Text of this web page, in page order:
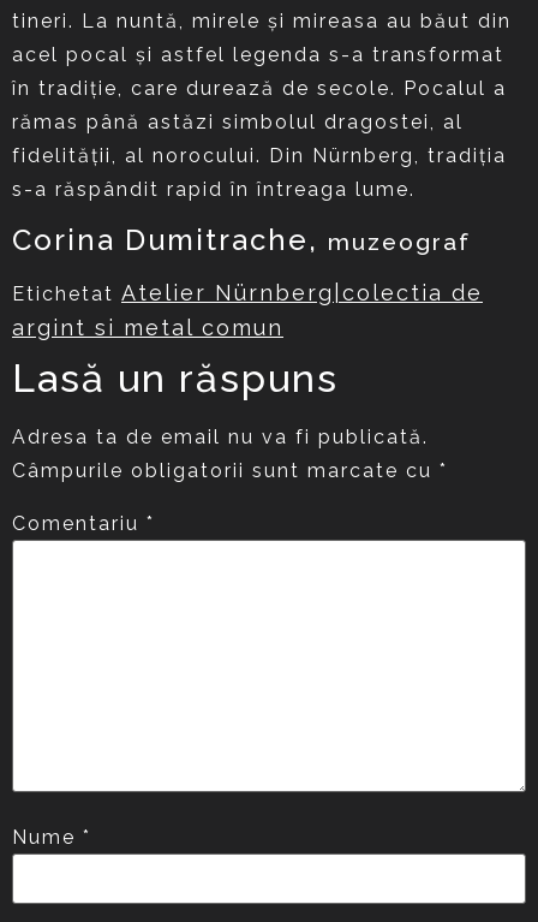
tineri. La nuntă, mirele şi mireasa au băut din
acel pocal şi astfel legenda s-a transformat
în tradiţie, care durează de secole. Pocalul a
rămas până astăzi simbolul dragostei, al
fidelităţii, al norocului. Din Nürnberg, tradiţia
s-a răspândit rapid în întreaga lume.
Corina Dumitrache, muzeograf
Etichetat Atelier Nürnberg|colectia de
argint si metal comun
Lasă un răspuns
Adresa ta de email nu va fi publicată.
Câmpurile obligatorii sunt marcate cu *
Comentariu *
Nume *